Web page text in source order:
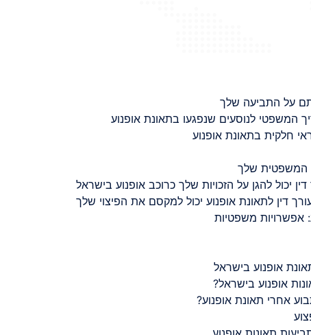
על התביעה שלך
המשפטי לנוסעים שנפגעו בתאונת אופנוע
חלקית בתאונת אופנוע
המשפטית שלך
יכול להגן על הזכויות שלך כרוכב אופנוע בישראל
דין לתאונת אופנוע יכול למקסם את הפיצוי שלך
אפשרויות משפטיות
אופנוע בישראל
אופנוע בישראל?
אחרי תאונת אופנוע?